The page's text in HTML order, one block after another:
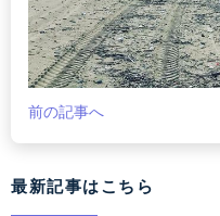
前の記事へ
最新記事はこちら